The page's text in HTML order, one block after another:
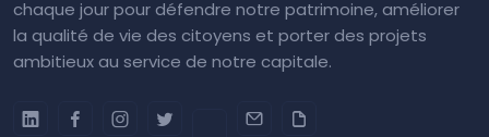
chaque jour pour défendre notre patrimoine, améliorer
la qualité de vie des citoyens et porter des projets
ambitieux au service de notre capitale.